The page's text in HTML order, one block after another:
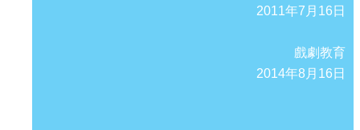
2011年7月16日
戲劇教育
2014年8月16日